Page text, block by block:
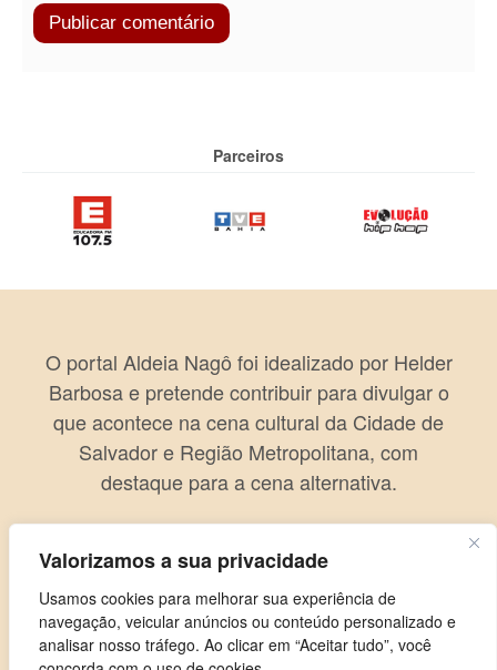
Valorizamos a sua privacidade
Usamos cookies para melhorar sua experiência de
navegação, veicular anúncios ou conteúdo personalizado e
analisar nosso tráfego. Ao clicar em “Aceitar tudo”, você
Parceiros
O portal Aldeia Nagô foi idealizado por Helder
Barbosa e pretende contribuir para divulgar o
que acontece na cena cultural da Cidade de
Salvador e Região Metropolitana, com
destaque para a cena alternativa.